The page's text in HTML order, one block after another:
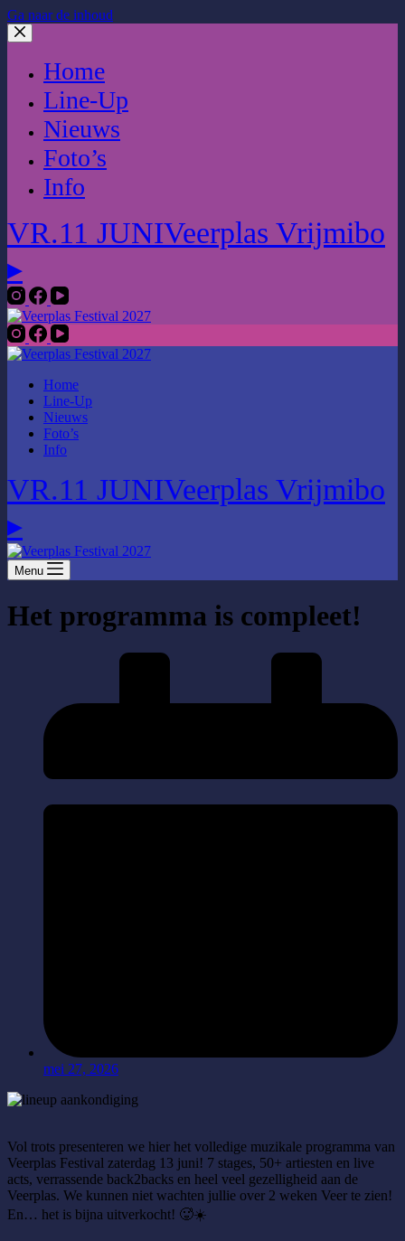
Ga naar de inhoud
Home
Line-Up
Nieuws
Foto’s
Info
VR.11 JUNIVeerplas Vrijmibo
▸
Home
Line-Up
Nieuws
Foto’s
Info
VR.11 JUNIVeerplas Vrijmibo
▸
Menu
Het programma is compleet!
mei 27, 2026
Vol trots presenteren we hier het volledige muzikale programma van
Veerplas Festival zaterdag 13 juni! 7 stages, 50+ artiesten en live
acts, verrassende back2backs en heel veel gezelligheid aan de
Veerplas. We kunnen niet wachten jullie over 2 weken Veer te zien!
En… het is bijna uitverkocht! 🥵☀️